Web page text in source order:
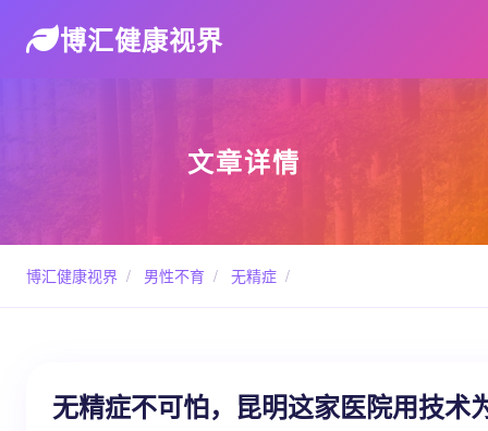
博汇健康视界
文章详情
博汇健康视界 / 男性不育 / 无精症 /
无精症不可怕，昆明这家医院用技术